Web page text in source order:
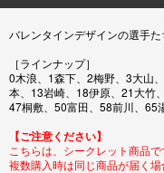
バレンタインデザインの選手
［ラインナップ］
0木浪、1森下、2梅野、3大山
本、13岩崎、18伊原、21大竹
47桐敷、50富田、58前川、65
【ご注意ください】
こちらは、シークレット商品
複数購入時は同じ商品が届く場